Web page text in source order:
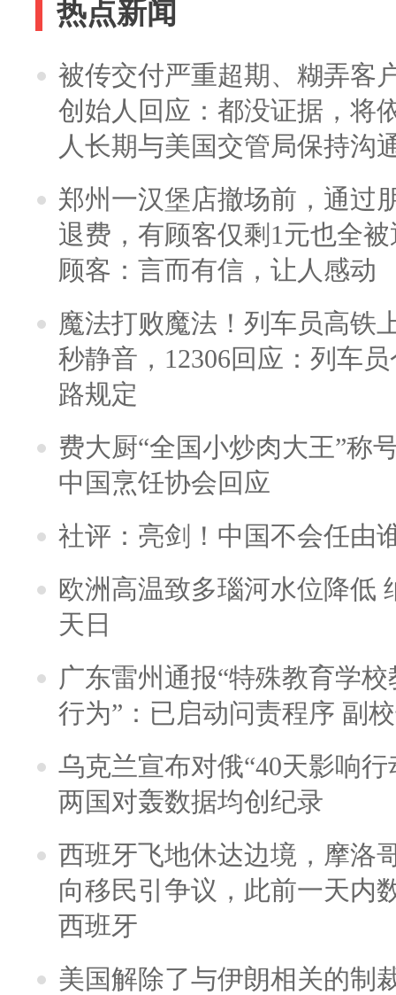
热点新闻
被传交付严重超期、糊弄客
创始人回应：都没证据，将
人长期与美国交管局保持沟
郑州一汉堡店撤场前，通过
退费，有顾客仅剩1元也全
顾客：言而有信，让人感动
魔法打败魔法！列车员高铁
秒静音，12306回应：列车
路规定
费大厨“全国小炒肉大王”称
中国烹饪协会回应
社评：亮剑！中国不会任由
欧洲高温致多瑙河水位降低
天日
广东雷州通报“特殊教育学
行为”：已启动问责程序 副
乌克兰宣布对俄“40天影响
两国对轰数据均创纪录
西班牙飞地休达边境，摩洛
向移民引争议，此前一天内
西班牙
美国解除了与伊朗相关的制